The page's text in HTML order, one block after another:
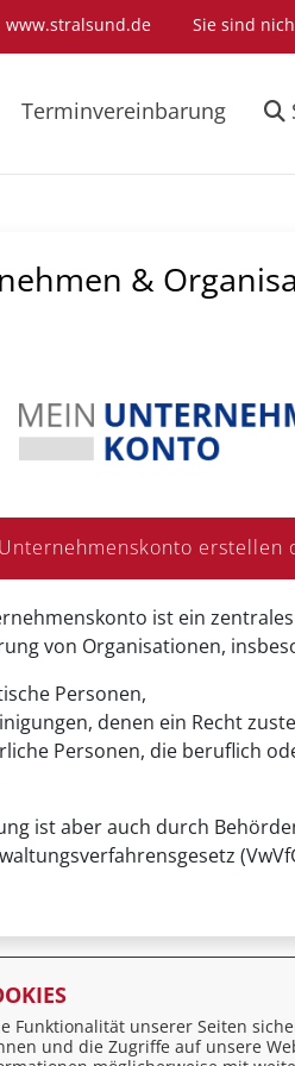
www.stralsund.de Sie sind
Terminvereinbarung
&
erstellen
ist ein
von Organisationen,
Personen,
denen ein Recht
Personen, die beruflich
ist aber auch durch
Feedback
Funktionalität unserer Seiten
und die Zugriffe auf unsere